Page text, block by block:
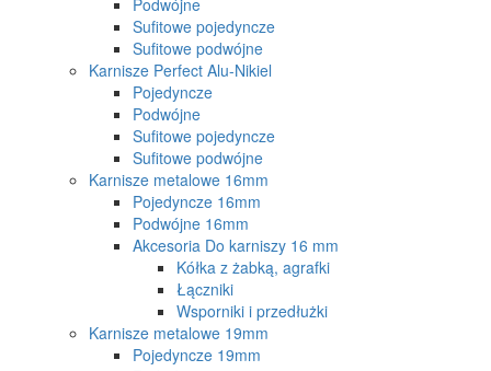
Podwójne
Sufitowe pojedyncze
Sufitowe podwójne
Karnisze Perfect Alu-Nikiel
Pojedyncze
Podwójne
Sufitowe pojedyncze
Sufitowe podwójne
Karnisze metalowe 16mm
Pojedyncze 16mm
Podwójne 16mm
Akcesoria Do karniszy 16 mm
Kółka z żabką, agrafki
Łączniki
Wsporniki i przedłużki
Karnisze metalowe 19mm
Pojedyncze 19mm